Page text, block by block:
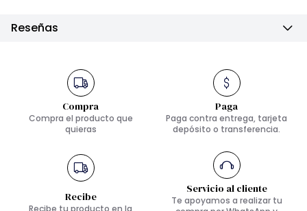
Reseñas
Compra
Compra el producto que
quieras
Paga
Paga contra entrega, tarjeta
depósito o transferencia.
Recibe
Recibe tu producto en la
Servicio al cliente
Te apoyamos a realizar tu